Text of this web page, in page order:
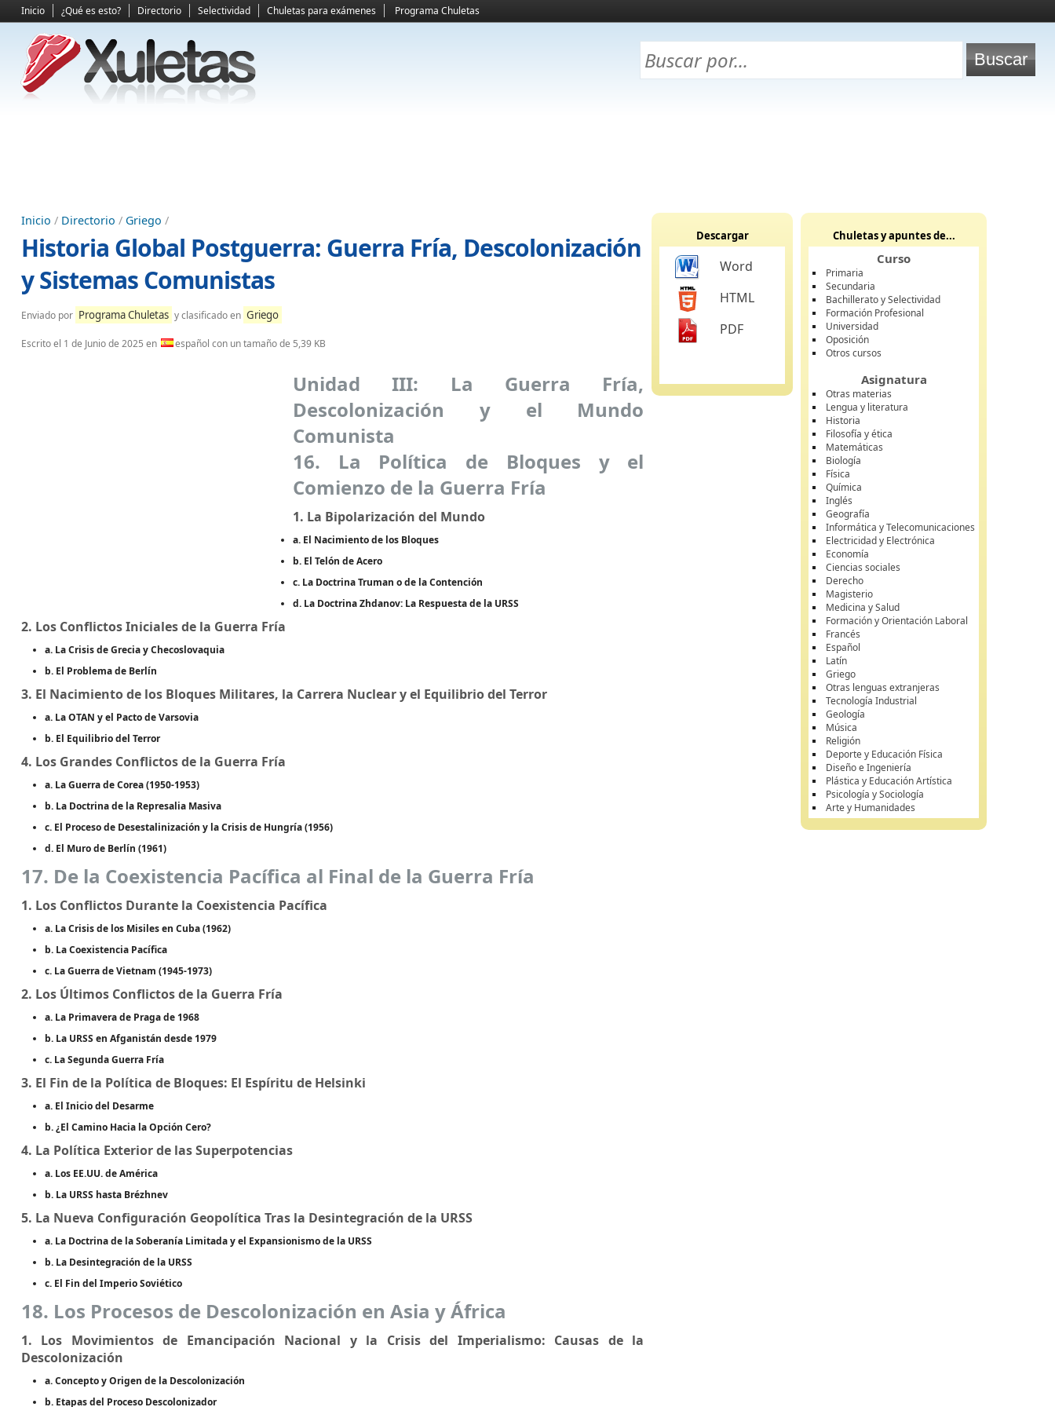
Inicio ¿Qué es esto? Directorio Selectividad Chuletas para exámenes Programa Chuletas
Inicio / Directorio / Griego /
Historia Global Postguerra: Guerra Fría, Descolonización
y Sistemas Comunistas
Enviado por Programa Chuletas y clasificado en Griego
Escrito el 1 de Junio de 2025 en español con un tamaño de 5,39 KB
Unidad III: La Guerra Fría,
Descolonización y el Mundo
Comunista
16. La Política de Bloques y el
Comienzo de la Guerra Fría
1. La Bipolarización del Mundo
a. El Nacimiento de los Bloques
b. El Telón de Acero
c. La Doctrina Truman o de la Contención
d. La Doctrina Zhdanov: La Respuesta de la URSS
2. Los Conflictos Iniciales de la Guerra Fría
a. La Crisis de Grecia y Checoslovaquia
b. El Problema de Berlín
3. El Nacimiento de los Bloques Militares, la Carrera Nuclear y el Equilibrio del Terror
a. La OTAN y el Pacto de Varsovia
b. El Equilibrio del Terror
4. Los Grandes Conflictos de la Guerra Fría
a. La Guerra de Corea (1950-1953)
b. La Doctrina de la Represalia Masiva
c. El Proceso de Desestalinización y la Crisis de Hungría (1956)
d. El Muro de Berlín (1961)
17. De la Coexistencia Pacífica al Final de la Guerra Fría
1. Los Conflictos Durante la Coexistencia Pacífica
a. La Crisis de los Misiles en Cuba (1962)
b. La Coexistencia Pacífica
c. La Guerra de Vietnam (1945-1973)
2. Los Últimos Conflictos de la Guerra Fría
a. La Primavera de Praga de 1968
b. La URSS en Afganistán desde 1979
c. La Segunda Guerra Fría
3. El Fin de la Política de Bloques: El Espíritu de Helsinki
a. El Inicio del Desarme
b. ¿El Camino Hacia la Opción Cero?
4. La Política Exterior de las Superpotencias
a. Los EE.UU. de América
b. La URSS hasta Brézhnev
5. La Nueva Configuración Geopolítica Tras la Desintegración de la URSS
a. La Doctrina de la Soberanía Limitada y el Expansionismo de la URSS
b. La Desintegración de la URSS
c. El Fin del Imperio Soviético
18. Los Procesos de Descolonización en Asia y África
1. Los Movimientos de Emancipación Nacional y la Crisis del Imperialismo: Causas de la
Descolonización
a. Concepto y Origen de la Descolonización
b. Etapas del Proceso Descolonizador
Descargar
Word
HTML
PDF
Chuletas y apuntes de...
Curso
Primaria
Secundaria
Bachillerato y Selectividad
Formación Profesional
Universidad
Oposición
Otros cursos
Asignatura
Otras materias
Lengua y literatura
Historia
Filosofía y ética
Matemáticas
Biología
Física
Química
Inglés
Geografía
Informática y Telecomunicaciones
Electricidad y Electrónica
Economía
Ciencias sociales
Derecho
Magisterio
Medicina y Salud
Formación y Orientación Laboral
Francés
Español
Latín
Griego
Otras lenguas extranjeras
Tecnología Industrial
Geología
Música
Religión
Deporte y Educación Física
Diseño e Ingeniería
Plástica y Educación Artística
Psicología y Sociología
Arte y Humanidades